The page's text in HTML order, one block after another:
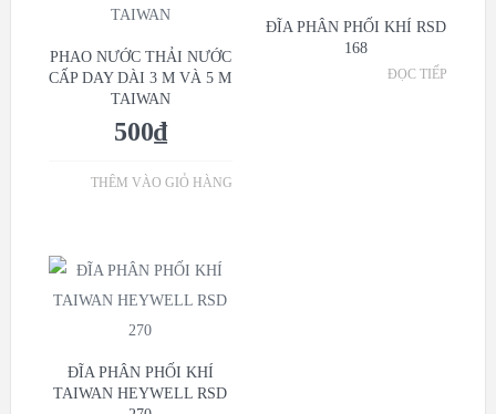
PHAO NƯỚC THẢI NƯỚC
CẤP DAY DÀI 3 M VÀ 5 M
TAIWAN
500₫
THÊM VÀO GIỎ HÀNG
ĐĨA PHÂN PHỐI KHÍ RSD
168
ĐỌC TIẾP
ĐĨA PHÂN PHỐI KHÍ
TAIWAN HEYWELL RSD